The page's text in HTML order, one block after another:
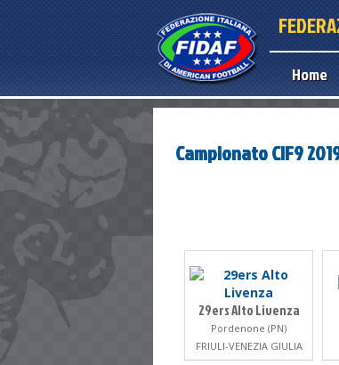
Home
Campionato CIF9
29ers Alto Livenza
Pordenone (PN)
FRIULI-VENEZIA GIULIA